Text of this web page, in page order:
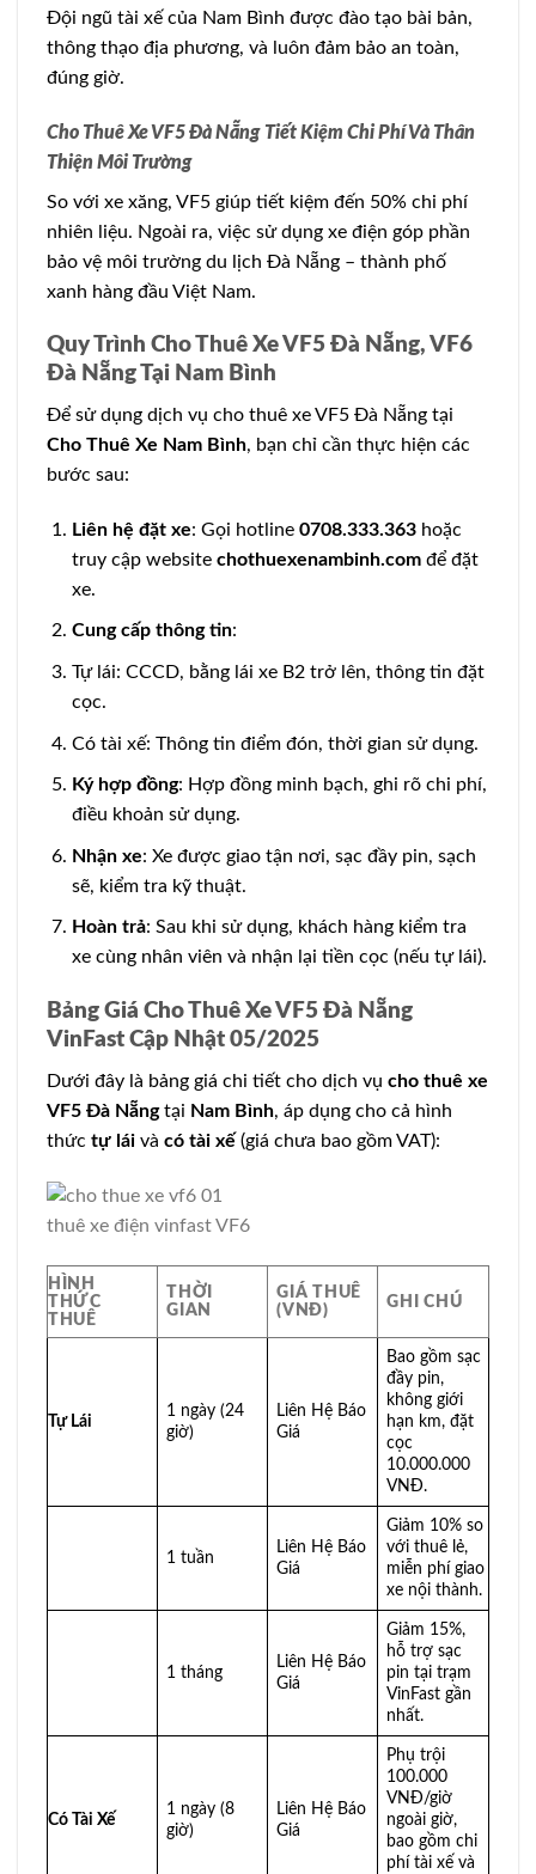
Đội ngũ tài xế của Nam Bình được đào tạo bài bản,
thông thạo địa phương, và luôn đảm bảo an toàn,
đúng giờ.
Cho Thuê Xe VF5 Đà Nẵng Tiết Kiệm Chi Phí Và Thân
Thiện Môi Trường
So với xe xăng, VF5 giúp tiết kiệm đến 50% chi phí
nhiên liệu. Ngoài ra, việc sử dụng xe điện góp phần
bảo vệ môi trường du lịch Đà Nẵng – thành phố
xanh hàng đầu Việt Nam.
Quy Trình Cho Thuê Xe VF5 Đà Nẵng, VF6
Đà Nẵng Tại Nam Bình
Để sử dụng dịch vụ cho thuê xe VF5 Đà Nẵng tại
Cho Thuê Xe Nam Bình, bạn chỉ cần thực hiện các
bước sau:
Liên hệ đặt xe: Gọi hotline 0708.333.363hoặc
truy cập website chothuexenambinh.comđể đặt
xe.
Cung cấp thông tin:
Tự lái: CCCD, bằng lái xe B2 trở lên, thông tin đặt
cọc.
Có tài xế: Thông tin điểm đón, thời gian sử dụng.
Ký hợp đồng: Hợp đồng minh bạch, ghi rõ chi phí,
điều khoản sử dụng.
Nhận xe: Xe được giao tận nơi, sạc đầy pin, sạch
sẽ, kiểm tra kỹ thuật.
Hoàn trả: Sau khi sử dụng, khách hàng kiểm tra
xe cùng nhân viên và nhận lại tiền cọc (nếu tự lái).
Bảng Giá Cho Thuê Xe VF5 Đà Nẵng
VinFast Cập Nhật 05/2025
Dưới đây là bảng giá chi tiết cho dịch vụ cho thuê xe
VF5 Đà Nẵngtại Nam Bình, áp dụng cho cả hình
thức tự lái và có tài xế (giá chưa bao gồm VAT):
thuê xe điện vinfast VF6
HÌNH
THỨC
THUÊ
THỜI
GIAN
GIÁ THUÊ
(VNĐ)
GHI CHÚ
Tự Lái
1 ngày (24
giờ)
Liên Hệ Báo
Giá
Bao gồm sạc
đầy pin,
không giới
hạn km, đặt
cọc
10.000.000
VNĐ.
1 tuần
Liên Hệ Báo
Giá
Giảm 10% so
với thuê lẻ,
miễn phí giao
xe nội thành.
1 tháng
Liên Hệ Báo
Giá
Giảm 15%,
hỗ trợ sạc
pin tại trạm
VinFast gần
nhất.
Có Tài Xế
1 ngày (8
giờ)
Liên Hệ Báo
Giá
Phụ trội
100.000
VNĐ/giờ
ngoài giờ,
bao gồm chi
phí tài xế và